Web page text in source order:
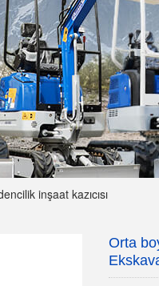
inşaat kazıcısı
Orta